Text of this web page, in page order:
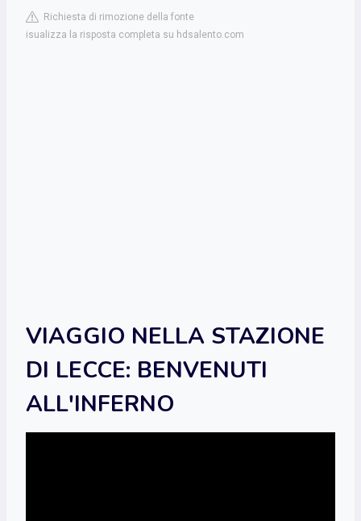
Richiesta di rimozione della fonte
isualizza la risposta completa su hdsalento.com
VIAGGIO NELLA STAZIONE
DI LECCE: BENVENUTI
ALL'INFERNO